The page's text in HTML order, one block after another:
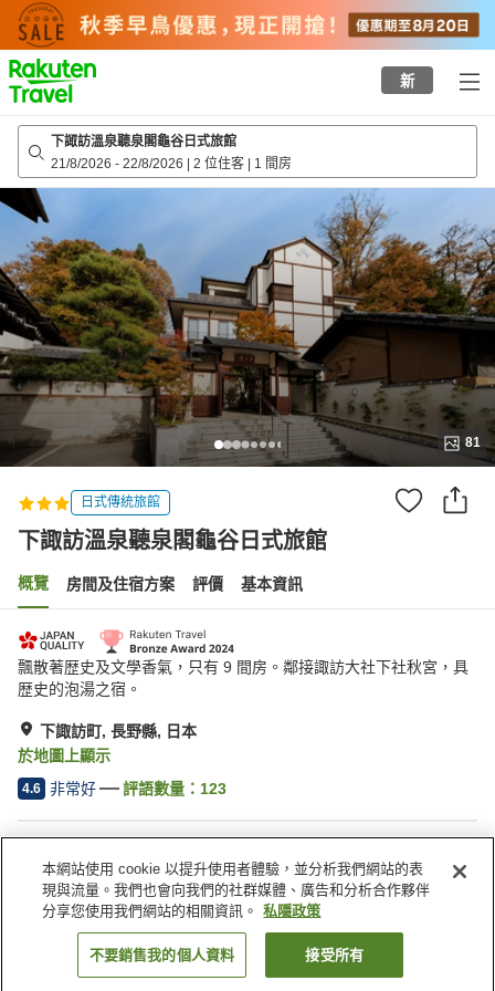
to
top
page
新
下諏訪溫泉聽泉閣龜谷日式旅館
21/8/2026 - 22/8/2026 | 2 位住客 | 1 間房
81
日式傳統旅館
下諏訪溫泉聽泉閣龜谷日式旅館
概覽 房間及住宿方案 評價 基本資訊
飄散著歴史及文學香氣，只有 9 間房。鄰接諏訪大社下社秋宮，具
歴史的泡湯之宿。
下諏訪町, 長野縣, 日本
於地圖上顯示
4.6 非常好 評語數量： 123
Wi-Fi
內有溫泉
休息室
咖啡廳
日本 長野縣 下諏訪町 下諏訪溫泉聽泉閣龜谷日式旅館
找客房
本網站使用 cookie 以提升使用者體驗，並分析我們網站的表
現與流量。我們也會向我們的社群媒體、廣告和分析合作夥伴
分享您使用我們網站的相關資訊。
私隱政策
不要銷售我的個人資料 接受所有